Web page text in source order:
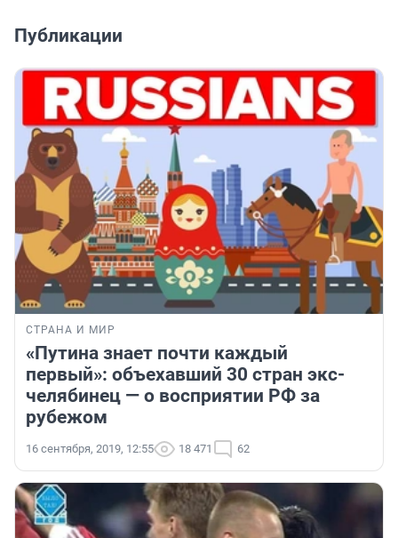
Публикации
СТРАНА И МИР
«Путина знает почти каждый
первый»: объехавший 30 стран экс-
челябинец — о восприятии РФ за
рубежом
16 сентября, 2019, 12:55 18 471 62